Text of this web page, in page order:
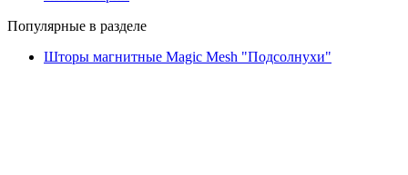
Популярные в разделе
Шторы магнитные Magic Mesh "Подсолнухи"